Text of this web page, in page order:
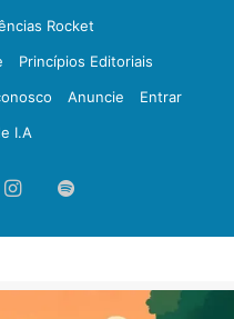
Rocket
Princípios Editoriais
Anuncie
Entrar
I.A
Instagram
Spotify